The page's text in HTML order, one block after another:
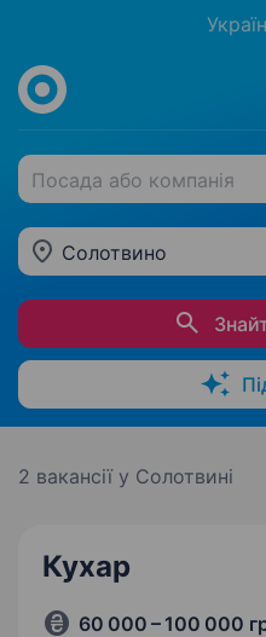
Посада або компанія
Солотвино
2 вакансії у Солотвині
Кухар
60 000 – 100 000